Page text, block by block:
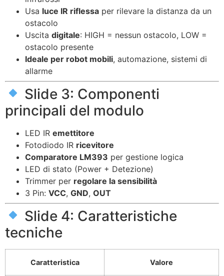
Usa luce IR riflessa per rilevare la distanza da un
ostacolo
Uscita digitale: HIGH = nessun ostacolo, LOW =
ostacolo presente
Ideale per robot mobili, automazione, sistemi di
allarme
Slide 3: Componenti
principali del modulo
LED IR emettitore
Fotodiodo IR ricevitore
Comparatore LM393 per gestione logica
LED di stato (Power + Detezione)
Trimmer per regolare la sensibilità
3 Pin: VCC, GND, OUT
Slide 4: Caratteristiche
tecniche
Caratteristica Valore